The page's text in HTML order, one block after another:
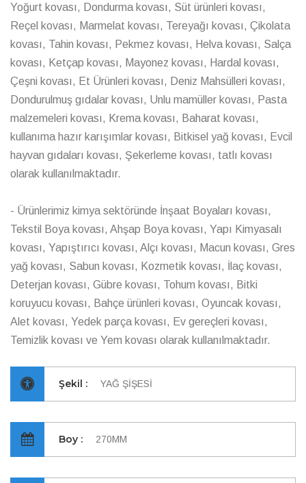
Yoğurt kovası, Dondurma kovası, Süt ürünleri kovası,
Reçel kovası, Marmelat kovası, Tereyağı kovası, Çikolata
kovası, Tahin kovası, Pekmez kovası, Helva kovası, Salça
kovası, Ketçap kovası, Mayonez kovası, Hardal kovası,
Çeşni kovası, Et Ürünleri kovası, Deniz Mahsülleri kovası,
Dondurulmuş gıdalar kovası, Unlu mamüller kovası, Pasta
malzemeleri kovası, Krema kovası, Baharat kovası,
kullanıma hazır karışımlar kovası, Bitkisel yağ kovası, Evcil
hayvan gıdaları kovası, Şekerleme kovası, tatlı kovası
olarak kullanılmaktadır.
- Ürünlerimiz kimya sektöründe İnşaat Boyaları kovası,
Tekstil Boya kovası, Ahşap Boya kovası, Yapı Kimyasalı
kovası, Yapıştırıcı kovası, Alçı kovası, Macun kovası, Gres
yağ kovası, Sabun kovası, Kozmetik kovası, İlaç kovası,
Deterjan kovası, Gübre kovası, Tohum kovası, Bitki
koruyucu kovası, Bahçe ürünleri kovası, Oyuncak kovası,
Alet kovası, Yedek parça kovası, Ev gereçleri kovası,
Temizlik kovası ve Yem kovası olarak kullanılmaktadır.
Şekil : YAĞ ŞİŞESİ
Boy : 270MM